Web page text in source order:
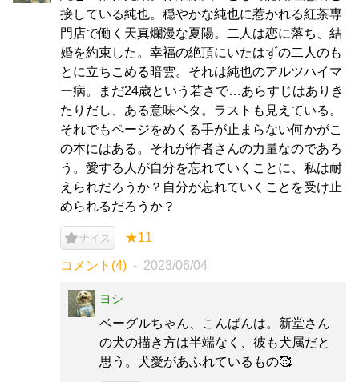
接している純也。穏やかな純也に惹かれる紅茶専
門店で働く天真爛漫な夏陽。二人は恋に落ち、結
婚を約束した。幸福の絶頂にいたはずの二人のも
とに立ちこめる暗雲。それは純也のアルツハイマ
ー病。まだ24歳という若さで…あらすじはありき
たりだし、ある意味ベタ。ラストも見えている。
それでもページをめくる手が止まらない何かがこ
の本にはある。それが作者さんの力量なのであろ
う。愛する人が自分を忘れていくことに、私は耐
えられだろうか？自分が忘れていくことを受け止
められるだろうか？
ナイス ★11
コメント(4) 2023/06/04
ヨシ
ベーグルちゃん、こんばんは。新堂さん
の犬の描き方は半端なく、彼も犬属だと
思う。犬愛があふれているもの🥰